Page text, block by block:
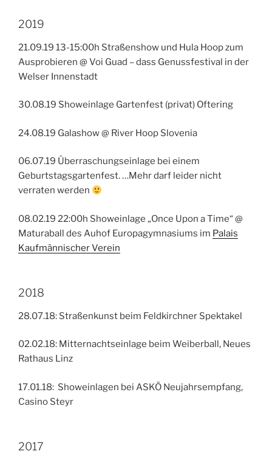
2019
21.09.19 13-15:00h Straßenshow und Hula Hoop zum
Ausprobieren @ Voi Guad – dass Genussfestival in der
Welser Innenstadt
30.08.19 Showeinlage Gartenfest (privat) Oftering
24.08.19 Galashow @ River Hoop Slovenia
06.07.19 Überraschungseinlage bei einem
Geburtstagsgartenfest. …Mehr darf leider nicht
verraten werden
08.02.19 22:00h Showeinlage „Once Upon a Time“ @
Maturaball des Auhof Europagymnasiums im Palais
Kaufmännischer Verein
2018
28.07.18: Straßenkunst beim Feldkirchner Spektakel
02.02.18: Mitternachtseinlage beim Weiberball, Neues
Rathaus Linz
17.01.18: Showeinlagen bei ASKÖ Neujahrsempfang,
Casino Steyr
2017